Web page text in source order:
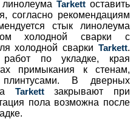
Tarkett оставить
согласно рекомендациям
стык линолеума
холодной сварки с
холодной сварки Tarkett.
по укладке, края
примыкания к стенам,
плинтусами. В дверных
Tarkettзакрывают при
пола возможна после